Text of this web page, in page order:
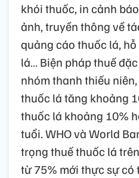
khói thuốc, in cảnh
ảnh, truyền thông về
quảng cáo thuốc lá,
lá… Biện pháp thuế
nhóm thanh thiếu
thuốc lá tăng khoảng
thuốc lá khoảng 10%
tuổi. WHO và World
trọng thuế thuốc lá
từ 75% mới thực sự có